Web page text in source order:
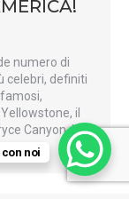
numero di
celebri, definiti
il
Canyon, la
noi